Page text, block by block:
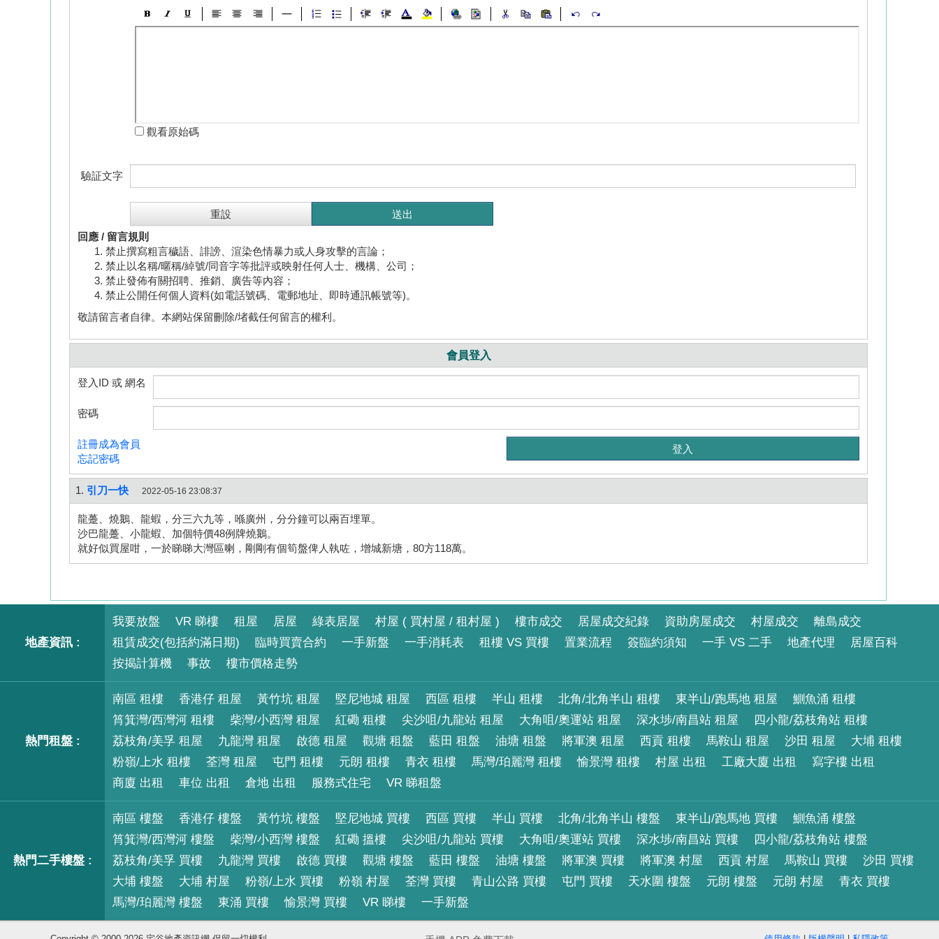
觀看原始碼
驗証文字
回應 / 留言規則
禁止撰寫粗言穢語、誹謗、渲染色情暴力或人身攻擊的言論；
禁止以名稱/暱稱/綽號/同音字等批評或映射任何人士、機構、公司；
禁止發佈有關招聘、推銷、廣告等內容；
禁止公開任何個人資料(如電話號碼、電郵地址、即時通訊帳號等)。
敬請留言者自律。本網站保留刪除/堵截任何留言的權利。
會員登入
登入ID 或 網名
密碼
註冊成為會員
忘記密碼
1. 引刀一快 2022-05-16 23:08:37
龍躉、燒鵝、龍蝦，分三六九等，喺廣州，分分鐘可以兩百埋單。
沙巴龍躉、小龍蝦、加個特價48例牌燒鵝。
就好似買屋咁，一於睇睇大灣區喇，剛剛有個筍盤俾人執咗，增城新塘，80方118萬。
地產資訊 :
我要放盤 VR 睇樓 租屋 居屋 綠表居屋 村屋 ( 買村屋 / 租村屋 ) 樓市成交 居屋成交紀錄 資助房屋成交 村屋成交
離島成交
租賃成交(包括約滿日期)
臨時買賣合約 一手新盤 一手消耗表 租樓 VS 買樓 置業流程 簽臨約須知 一手 VS 二手 地產代理
居屋百科
按揭計算機
事故 樓市價格走勢
熱門租盤 :
南區 租樓 香港仔 租屋 黃竹坑 租屋 堅尼地城 租屋 西區 租樓 半山 租樓 北角/北角半山 租樓 東半山/跑馬地 租屋
鰂魚涌 租樓
筲箕灣/西灣河 租樓
柴灣/小西灣 租屋 紅磡 租樓 尖沙咀/九龍站 租屋 大角咀/奧運站 租屋 深水埗/南昌站 租屋
四小龍/荔枝角站 租樓
荔枝角/美孚 租屋
九龍灣 租屋 啟德 租屋 觀塘 租盤 藍田 租盤 油塘 租盤 將軍澳 租屋 西貢 租樓 馬鞍山 租屋 沙田 租屋
大埔 租樓
粉嶺/上水 租樓
荃灣 租屋 屯門 租樓 元朗 租樓 青衣 租樓 馬灣/珀麗灣 租樓 愉景灣 租樓 村屋 出租 工廠大廈 出租
寫字樓 出租
商廈 出租
車位 出租 倉地 出租 服務式住宅 VR 睇租盤
熱門二手樓盤 :
南區 樓盤 香港仔 樓盤 黃竹坑 樓盤 堅尼地城 買樓 西區 買樓 半山 買樓 北角/北角半山 樓盤 東半山/跑馬地 買樓
鰂魚涌 樓盤
筲箕灣/西灣河 樓盤
柴灣/小西灣 樓盤 紅磡 搵樓 尖沙咀/九龍站 買樓 大角咀/奧運站 買樓 深水埗/南昌站 買樓
四小龍/荔枝角站 樓盤
荔枝角/美孚 買樓
九龍灣 買樓 啟德 買樓 觀塘 樓盤 藍田 樓盤 油塘 樓盤 將軍澳 買樓 將軍澳 村屋 西貢 村屋 馬鞍山 買樓
沙田 買樓
大埔 樓盤
大埔 村屋 粉嶺/上水 買樓 粉嶺 村屋 荃灣 買樓 青山公路 買樓 屯門 買樓 天水圍 樓盤 元朗 樓盤 元朗 村屋
青衣 買樓
馬灣/珀麗灣 樓盤
東涌 買樓 愉景灣 買樓 VR 睇樓 一手新盤